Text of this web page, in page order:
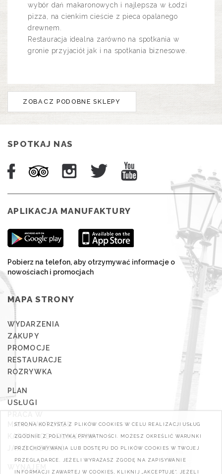
wybór dań makaronowych i najlepsza w Łodzi
pizza, na cienkim cieście z pieca opalanego
drewnem.
Restauracja idealna zarówno na spotkania w
gronie przyjaciół jak i na spotkania biznesowe.
ZOBACZ PODOBNE SKLEPY
SPOTKAJ NAS
APLIKACJA MANUFAKTURY
Pobierz na telefon, aby otrzymywać informacje o
nowościach i promocjach
MAPA STRONY
WYDARZENIA
ZAKUPY
PROMOCJE
RESTAURACJE
ROZRYWKA
PLAN
USŁUGI
MANUFAKTURZE
KARTA PODARUNKOWA
JAK DOJECHAĆ
STRONA KORZYSTA Z PLIKÓW COOKIES W CELU REALIZACJI USŁUG
ZGODNIE Z POLITYKĄ PRYWATNOŚCI. MOŻESZ OKREŚLIĆ WARUNKI
PRZECHOWYWANIA LUB DOSTĘPU DO PLIKÓW COOKIES W TWOJEJ
PRZEGLĄDARCE. JEŻELI WYRAŻASZ ZGODĘ NA ZAPISYWANIE
INFORMACJI ZAWARTEJ W COOKIES, KLIKNIJ „AKCEPTUJĘ". JEŻELI